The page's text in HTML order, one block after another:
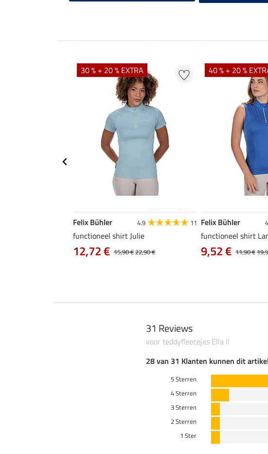
30 % + 20 % EXTRA
Felix Bühler 4.9 11
functioneel shirt Julie
15,90 €22,90 €
12,72 €
40 % + 20 %
Felix Bühler
functioneel shirt
11,90 €
9,52 €
31 Reviews
voor teddyfleecejas Ella II
28 van 31 Klanten kunnen dit
5 Sterren
4 Sterren
3 Sterren
2 Sterren
1 Ster